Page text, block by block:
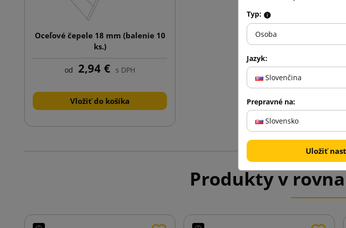
Oceľové čepele 18 mm (balenie 10
ks.)
od 2,94 € s DPH
Vložiť do košíka
Produkty v
Typ:
Osoba
Jazyk:
Slovenčina
Prepravné na:
Slovensko
Uložiť